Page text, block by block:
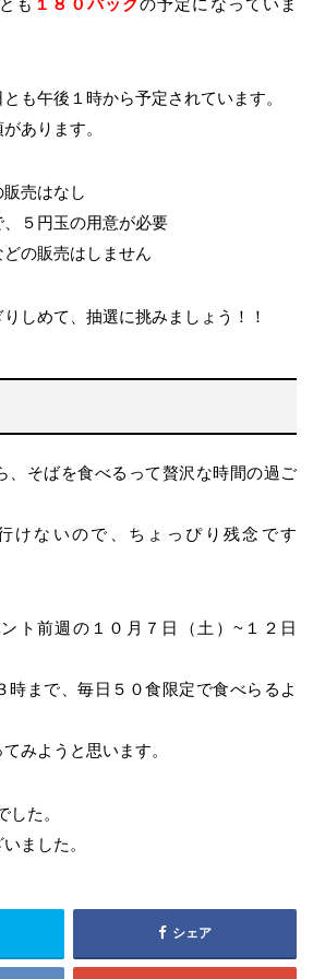
も １８０パックの予定になっていま
も午後１時から予定されています。
あります。
販売はなし
、５円玉の用意が必要
どの販売はしません
しめて、抽選に挑みましょう！！
、そばを食べるって贅沢な時間の過ご
けないので、ちょっぴり残念です
ト前週の１０月７日（土）~１２日
時まで、毎日５０食限定で食べらるよ
みようと思います。
した。
ました。
シェア